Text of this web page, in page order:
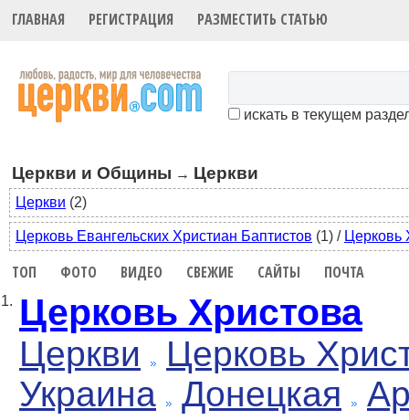
ГЛАВНАЯ РЕГИСТРАЦИЯ РАЗМЕСТИТЬ СТАТЬЮ
искать в текущем
Церкви и Общины → Церкви
Церкви (2)
Церковь Евангельских Христиан Баптистов (1) / Церковь
ТОП ФОТО ВИДЕО СВЕЖИЕ САЙТЫ ПОЧТА
1. Церковь Христова
Церкви
Церковь
Украина
Донецкая